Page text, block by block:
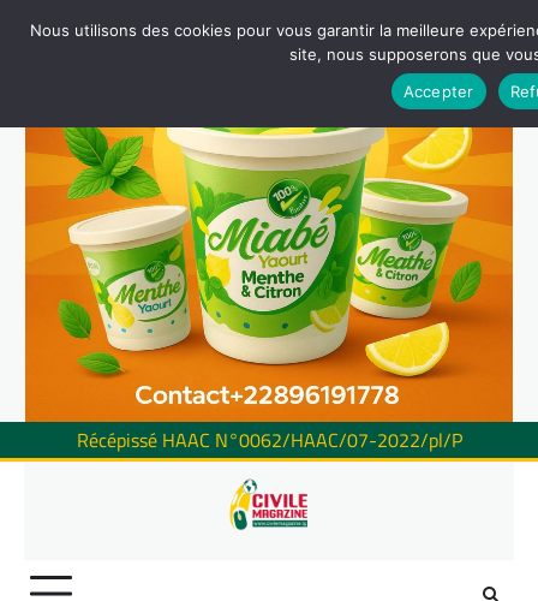
Récépissé HAAC N°0062/HAAC/07-2022/pl/P
Nous utilisons des cookies pour vous garantir la meilleure
site, nous supposerons que
Accepter